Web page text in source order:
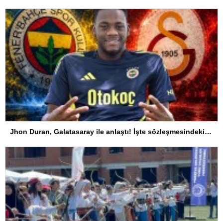
Jhon Duran, Galatasaray ile anlaştı! İşte sözleşmesindeki özel madde